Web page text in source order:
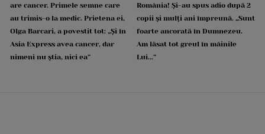
are cancer. Primele semne care
au trimis-o la medic. Prietena ei,
Olga Barcari, a povestit tot: „Și în
Asia Express avea cancer, dar
nimeni nu știa, nici ea”
România! Și-au spus adio după 2
copii și mulți ani împreună. „Sunt
foarte ancorată în Dumnezeu.
Am lăsat tot greul în mâinile
Lui...”